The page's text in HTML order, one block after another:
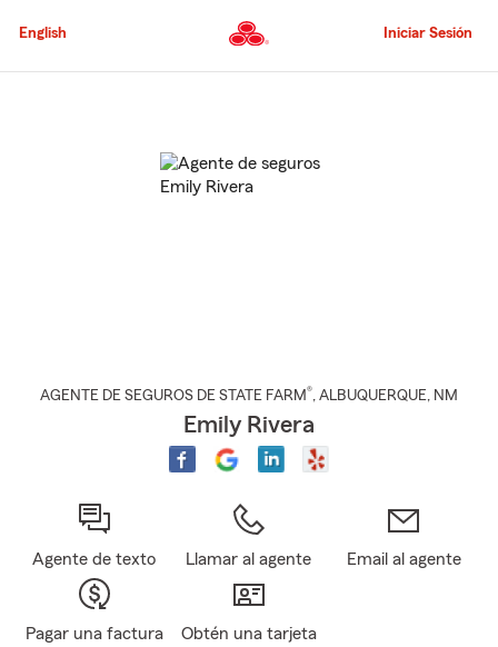
al
principal
English Iniciar Sesión
AGENTE DE SEGUROS DE STATE FARM®, ALBUQUERQUE, NM
Emily Rivera
Agente de texto Llamar al agente Email al agente
Pagar una factura
Obtén una tarjeta